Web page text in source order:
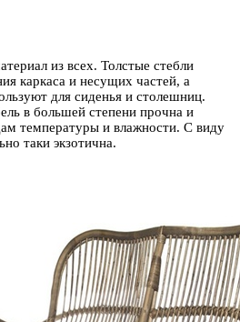
из всех. Толстые стебли
каркаса и несущих частей, а
для сиденья и столешниц.
в большей степени прочна и
температуры и влажности. С виду
таки экзотична.